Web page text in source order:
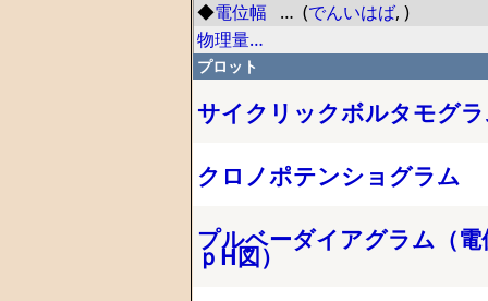
◆電位幅 … (でんいはば, )
物理量…
プロット
サイクリックボルタモグ
クロノポテンショグラム
プルベーダイアグラム（電
ｐH図）